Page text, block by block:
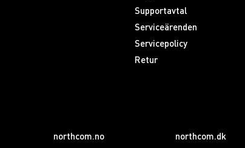
Supportavtal
Serviceärenden
Servicepolicy
Retur
northcom.no northcom.dk